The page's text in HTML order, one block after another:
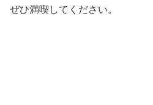
ぜひ満喫してください。